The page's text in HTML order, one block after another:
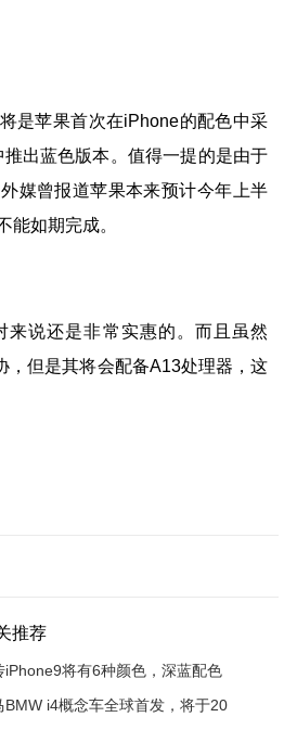
是苹果首次在iPhone的配色中采
出蓝色版本。值得一提的是由于
媒曾报道苹果本来预计今年上半
能如期完成。
来说还是非常实惠的。而且虽然
，但是其将会配备A13处理器，这
推荐
iPhone9将有6种颜色，深蓝配色
BMW i4概念车全球首发，将于20